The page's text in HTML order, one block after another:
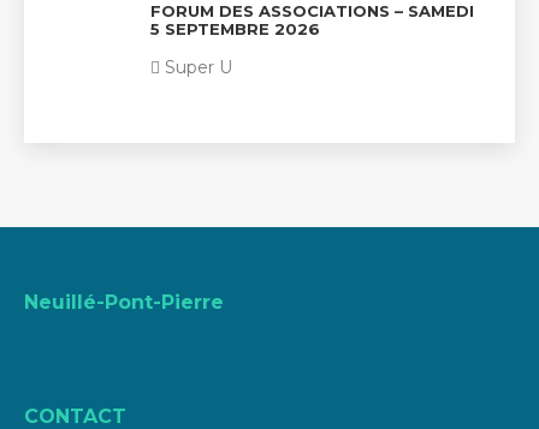
FORUM DES ASSOCIATIONS – SAMEDI
5 SEPTEMBRE 2026
Super U
Neuillé-Pont-Pierre
CONTACT